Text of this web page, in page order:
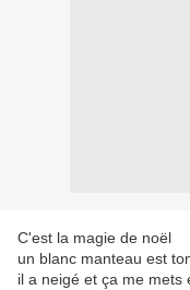
C'est la magie de noël
un blanc manteau est
il a neigé et ça me mets